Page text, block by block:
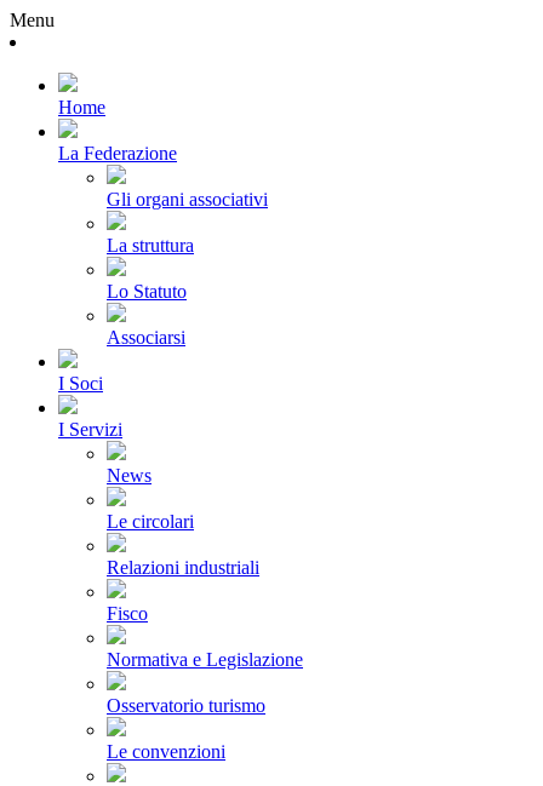
Menu
Home
La Federazione
Gli organi associativi
La struttura
Lo Statuto
Associarsi
I Soci
I Servizi
News
Le circolari
Relazioni industriali
Fisco
Normativa e Legislazione
Osservatorio turismo
Le convenzioni